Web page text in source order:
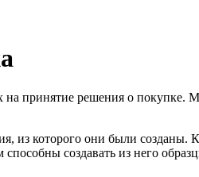
на принятие решения о покупке.
из которого они были созданы.
создавать из него